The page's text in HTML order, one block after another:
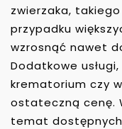
zwierzaka,
przypadku
wzrosnąć nawet
Dodatkowe
krematorium czy
ostateczną cenę.
temat